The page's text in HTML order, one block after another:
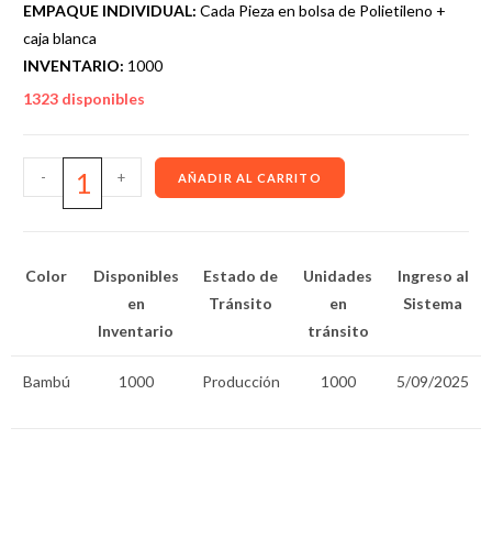
EMPAQUE INDIVIDUAL: Cada Pieza en bolsa de Polietileno +
caja blanca
INVENTARIO: 1000
1323 disponibles
- + AÑADIR AL CARRITO
Color
Disponibles
en
Inventario
Estado de
Tránsito
Unidades
en
tránsito
Ingreso al
Sistema
Bambú 1000 Producción 1000 5/09/2025